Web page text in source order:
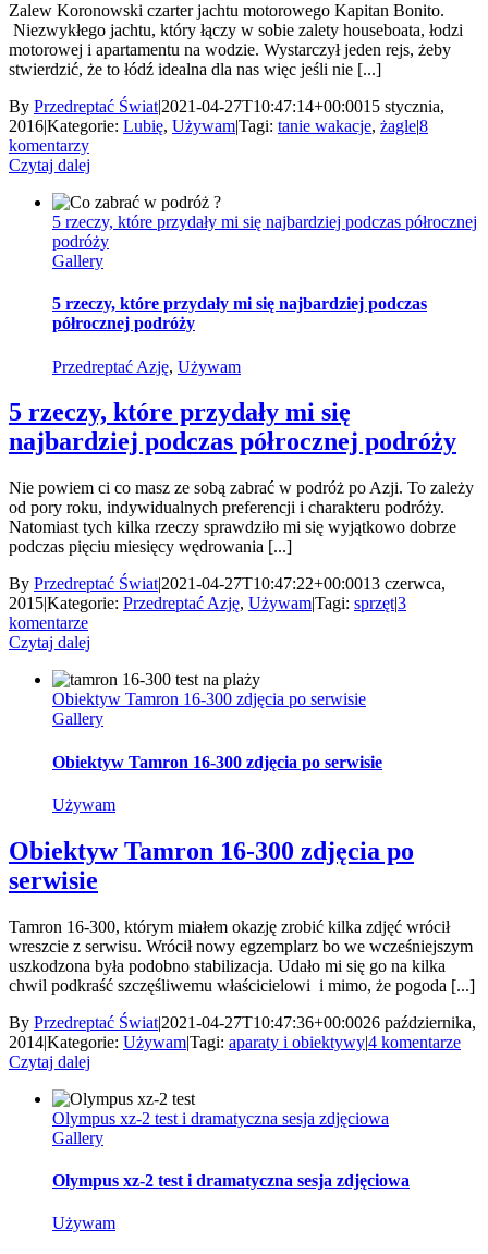
Zalew Koronowski czarter jachtu motorowego Kapitan Bonito.
Niezwykłego jachtu, który łączy w sobie zalety houseboata, łodzi
motorowej i apartamentu na wodzie. Wystarczył jeden rejs, żeby
stwierdzić, że to łódź idealna dla nas więc jeśli nie [...]
By Przedreptać Świat|2021-04-27T10:47:14+00:0015 stycznia,
2016|Kategorie: Lubię, Używam|Tagi: tanie wakacje, żagle|8
komentarzy
Czytaj dalej
5 rzeczy, które przydały mi się najbardziej podczas półrocznej
podróży
Gallery
5 rzeczy, które przydały mi się najbardziej podczas
półrocznej podróży
Przedreptać Azję, Używam
5 rzeczy, które przydały mi się
najbardziej podczas półrocznej podróży
Nie powiem ci co masz ze sobą zabrać w podróż po Azji. To zależy
od pory roku, indywidualnych preferencji i charakteru podróży.
Natomiast tych kilka rzeczy sprawdziło mi się wyjątkowo dobrze
podczas pięciu miesięcy wędrowania [...]
By Przedreptać Świat|2021-04-27T10:47:22+00:0013 czerwca,
2015|Kategorie: Przedreptać Azję, Używam|Tagi: sprzęt|3
komentarze
Czytaj dalej
Obiektyw Tamron 16-300 zdjęcia po serwisie
Gallery
Obiektyw Tamron 16-300 zdjęcia po serwisie
Używam
Obiektyw Tamron 16-300 zdjęcia po
serwisie
Tamron 16-300, którym miałem okazję zrobić kilka zdjęć wrócił
wreszcie z serwisu. Wrócił nowy egzemplarz bo we wcześniejszym
uszkodzona była podobno stabilizacja. Udało mi się go na kilka
chwil podkraść szczęśliwemu właścicielowi i mimo, że pogoda [...]
By Przedreptać Świat|2021-04-27T10:47:36+00:0026 października,
2014|Kategorie: Używam|Tagi: aparaty i obiektywy|4 komentarze
Czytaj dalej
Olympus xz-2 test i dramatyczna sesja zdjęciowa
Gallery
Olympus xz-2 test i dramatyczna sesja zdjęciowa
Używam